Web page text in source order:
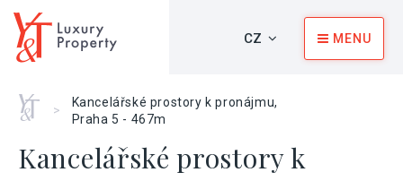
CZ MENU
Home
>
Kancelářské prostory k pronájmu,
Praha 5 - 467m
Kancelářské prostory k